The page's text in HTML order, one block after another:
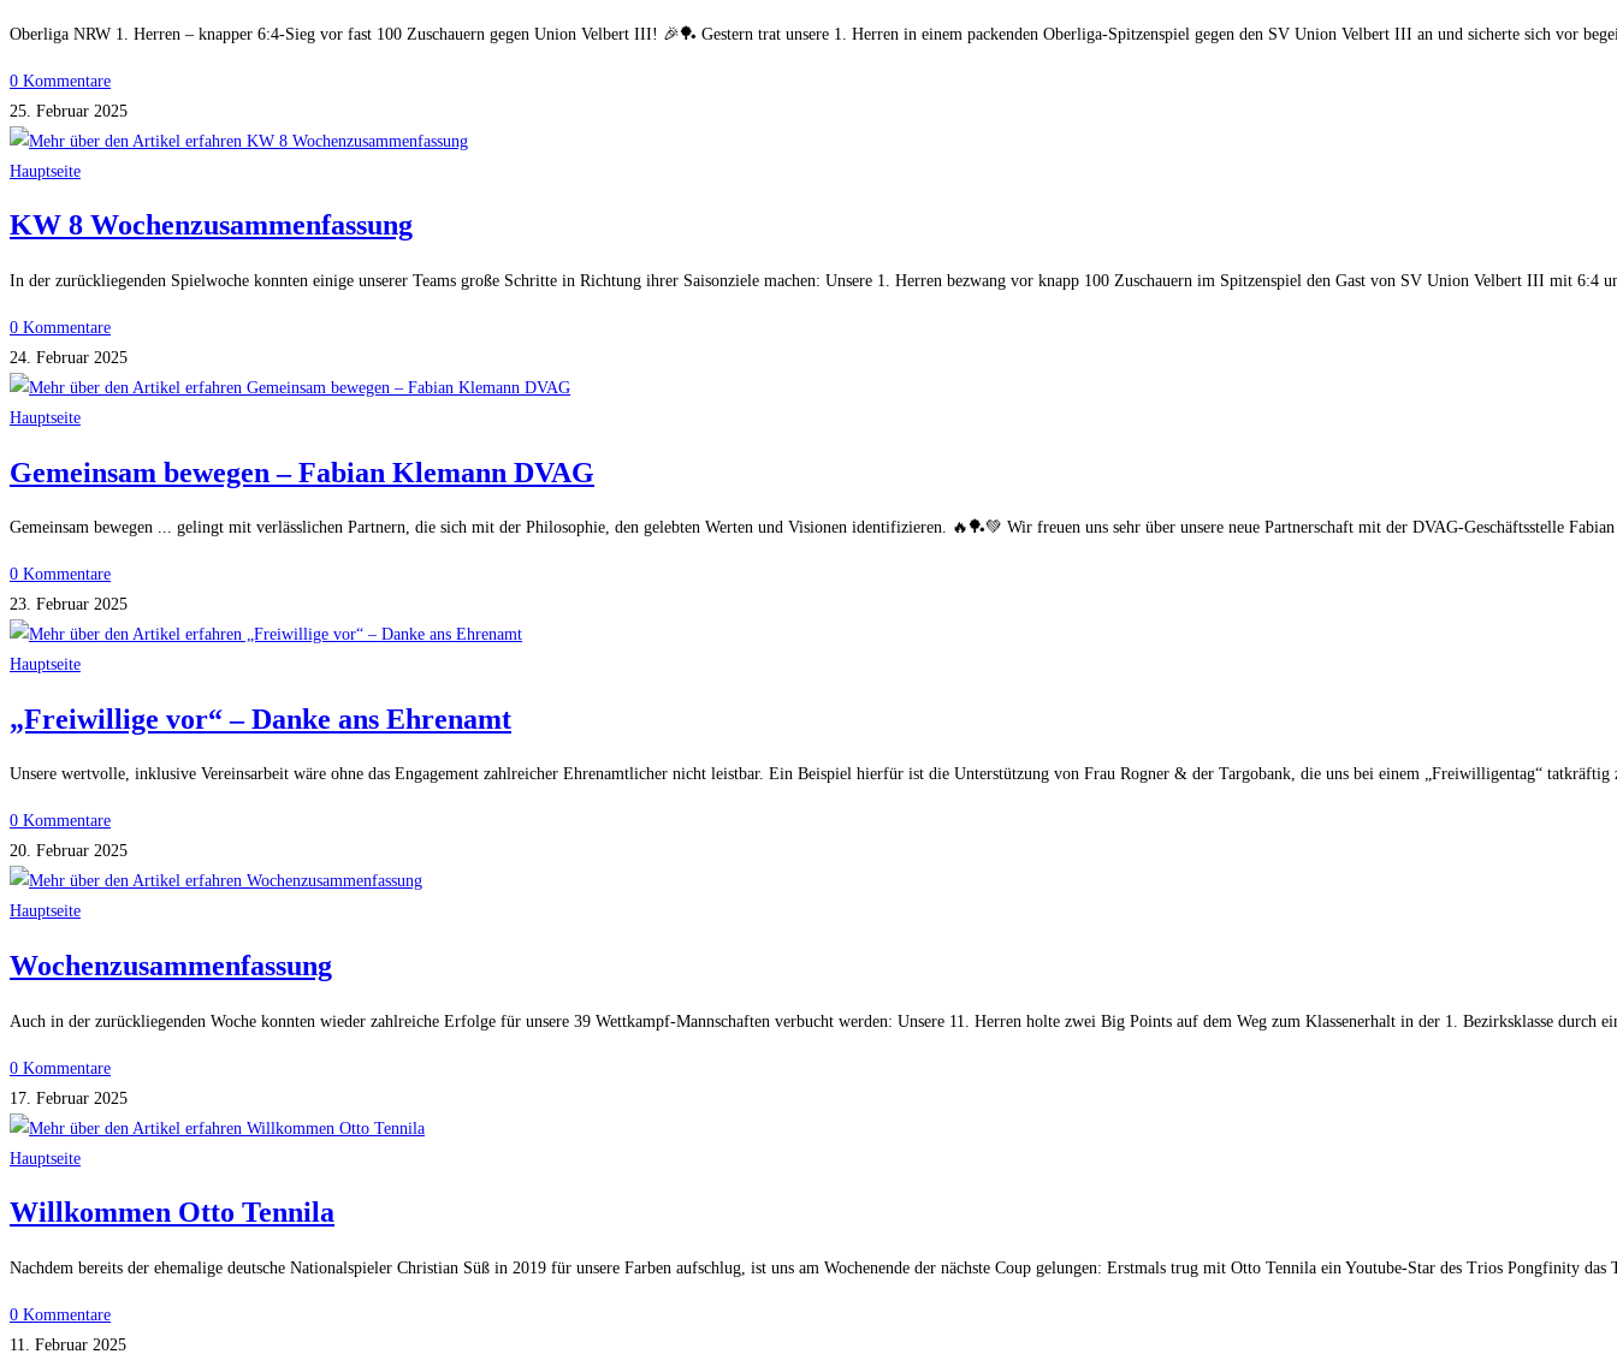
Oberliga NRW 1. Herren – knapper 6:4-Sieg vor fast 100 Zuschauern gegen Union Velbert III! 🎉🏓 Gestern trat unsere 1. Herren in einem packenden Oberliga-Spitzenspiel gegen den SV Union Velbert III an und sicherte sich vor
0 Kommentare
25. Februar 2025
Hauptseite
KW 8 Wochenzusammenfassung
In der zurückliegenden Spielwoche konnten einige unserer Teams große Schritte in Richtung ihrer Saisonziele machen: Unsere 1. Herren bezwang vor knapp 100 Zuschauern im Spitzenspiel den Gast von SV Union Velbert III mit 6:4
0 Kommentare
24. Februar 2025
Hauptseite
Gemeinsam bewegen – Fabian Klemann DVAG
Gemeinsam bewegen ... gelingt mit verlässlichen Partnern, die sich mit der Philosophie, den gelebten Werten und Visionen identifizieren. 🔥🏓💚 Wir freuen uns sehr über unsere neue Partnerschaft mit der DVAG-Geschäftsstelle
0 Kommentare
23. Februar 2025
Hauptseite
„Freiwillige vor“ – Danke ans Ehrenamt
Unsere wertvolle, inklusive Vereinsarbeit wäre ohne das Engagement zahlreicher Ehrenamtlicher nicht leistbar. Ein Beispiel hierfür ist die Unterstützung von Frau Rogner & der Targobank, die uns bei einem „Freiwilligentag“
0 Kommentare
20. Februar 2025
Hauptseite
Wochenzusammenfassung
Auch in der zurückliegenden Woche konnten wieder zahlreiche Erfolge für unsere 39 Wettkampf-Mannschaften verbucht werden: Unsere 11. Herren holte zwei Big Points auf dem Weg zum Klassenerhalt in der 1. Bezirksklasse
0 Kommentare
17. Februar 2025
Hauptseite
Willkommen Otto Tennila
Nachdem bereits der ehemalige deutsche Nationalspieler Christian Süß in 2019 für unsere Farben aufschlug, ist uns am Wochenende der nächste Coup gelungen: Erstmals trug mit Otto Tennila ein Youtube-Star des Trios Pongfinity
0 Kommentare
11. Februar 2025